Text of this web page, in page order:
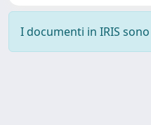
I documenti in IRIS